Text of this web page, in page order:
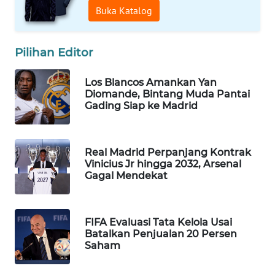
Buka Katalog
Pilihan Editor
Los Blancos Amankan Yan
Diomande, Bintang Muda Pantai
Gading Siap ke Madrid
Real Madrid Perpanjang Kontrak
Vinicius Jr hingga 2032, Arsenal
Gagal Mendekat
FIFA Evaluasi Tata Kelola Usai
Batalkan Penjualan 20 Persen
Saham
WAHANA
NEWS
WAHANA
TANI
WAHANA
ADVOKAT
WAHANA
INFRASTRUKTUR
WAHANA
WAHANA
LISTRIK